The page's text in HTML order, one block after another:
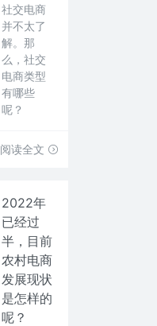
社交电商
并不太了
解。那
么，社交
电商类型
有哪些
呢？
阅读全文
2022年
已经过
半，目前
农村电商
发展现状
是怎样的
呢？